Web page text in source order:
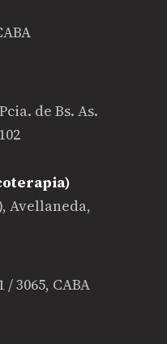
de Bs. As.
Avellaneda,
3065, CABA